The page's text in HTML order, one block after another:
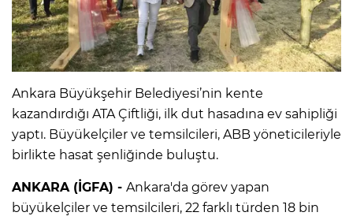
Ankara Büyükşehir Belediyesi’nin kente
kazandırdığı ATA Çiftliği, ilk dut hasadına ev sahipliği
yaptı. Büyükelçiler ve temsilcileri, ABB yöneticileriyle
birlikte hasat şenliğinde buluştu.
ANKARA (İGFA) - Ankara'da görev yapan
büyükelçiler ve temsilcileri, 22 farklı türden 18 bin